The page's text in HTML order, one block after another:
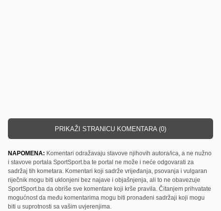
PRIKAŽI STRANICU KOMENTARA (0)
NAPOMENA: Komentari odražavaju stavove njihovih autora/ica, a ne nužno
i stavove portala SportSport.ba te portal ne može i neće odgovarati za
sadržaj tih kometara. Komentari koji sadrže vrijeđanja, psovanja i vulgaran
riječnik mogu biti uklonjeni bez najave i objašnjenja, ali to ne obavezuje
SportSport.ba da obriše sve komentare koji krše pravila. Čitanjem prihvatate
mogućnost da među komentarima mogu biti pronađeni sadržaji koji mogu
biti u suprotnosti sa vašim uvjerenjima.